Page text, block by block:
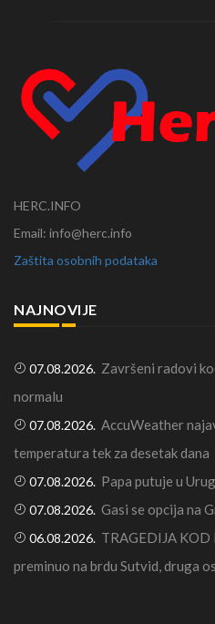
HERC.INFO
Email: info@herc.info
Zaštita osobnih podataka
NAJNOVIJE
07.08.2026. Završeni radovi
normalu
07.08.2026. AccuWeather
temperatura tek za desetak dana
07.08.2026. Papa putuje u
07.08.2026. Gasi se opcija na
06.08.2026. TRAGEDIJA KOD
preminuo na brdu Sutvid, druga